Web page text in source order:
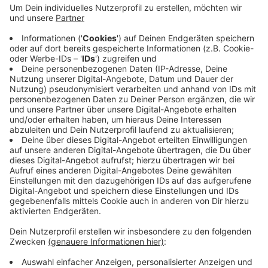
wird heute (06.06) von Landwirtschaftsministerin Silke
Gorißen übergeben. Siegfried Hornig vom Tierheim
Hilden freut sich über die Förderung, die auch an
andere Tierheime in ganz NRW geht.
Mit der Förderung will das Land die Tierheime und
tierheimähnliche Einrichtungen entlasten, die vor allem
im Winter finanziell an ihre Grenzen gekommen sind.
Anzeige